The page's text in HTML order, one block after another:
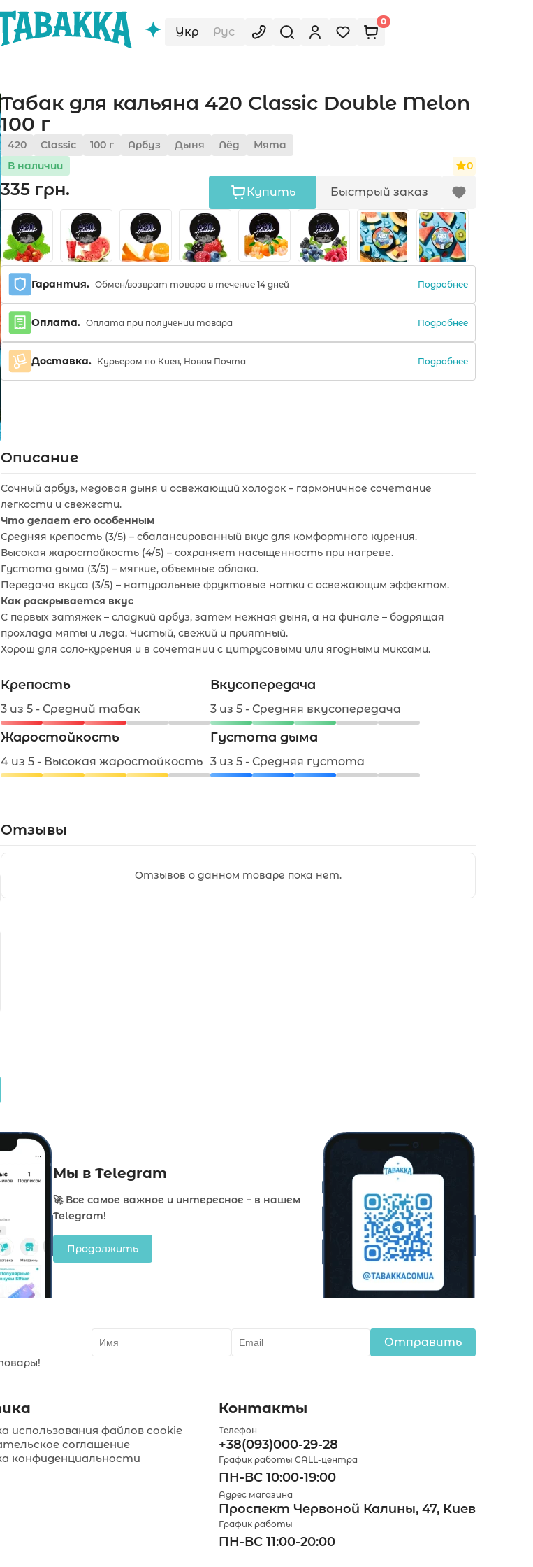
Укр Рус
0
Табак для кальяна 420 Classic Double Melon
100 г
420 Classic 100 г Арбуз Дыня Лёд
Мята
В наличии
0
335 грн. Купить Быстрый заказ
Гарантия. Обмен/возврат товара в течение 14 дней Подробнее
Оплата. Оплата при получении товара Подробнее
Доставка. Курьером по Киев, Новая Почта Подробнее
Описание
Сочный арбуз, медовая дыня и освежающий холодок – гармоничное сочетание
легкости и свежести.
Что делает его особенным
Средняя крепость (3/5) – сбалансированный вкус для комфортного курения.
Высокая жаростойкость (4/5) – сохраняет насыщенность при нагреве.
Густота дыма (3/5) – мягкие, объемные облака.
Передача вкуса (3/5) – натуральные фруктовые нотки с освежающим эффектом.
Как раскрывается вкус
С первых затяжек – сладкий арбуз, затем нежная дыня, а на финале – бодрящая
прохлада мяты и льда. Чистый, свежий и приятный.
Хорош для соло-курения и в сочетании с цитрусовыми или ягодными миксами.
Крепость
3 из 5 - Средний табак
Вкусопередача
3 из 5 - Средняя вкусопередача
Жаростойкость
4 из 5 - Высокая жаростойкость
Густота дыма
3 из 5 - Средняя густота
Отзывы
Отзывов о данном товаре пока нет.
Мы в Telegram
🚀 Все самое важное и интересное – в нашем
Telegram!
Продолжить
Отправить
использования файлов cookie
соглашение
конфиденциальности
Контакты
Телефон
+38(093)000-29-28
График работы CALL-центра
ПН-ВС 10:00-19:00
Адрес магазина
Проспект Червоной Калины, 47, Киев
График работы
ПН-ВС 11:00-20:00